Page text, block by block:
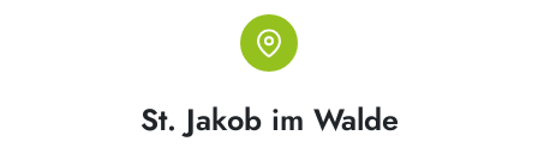
St. Jakob im Walde